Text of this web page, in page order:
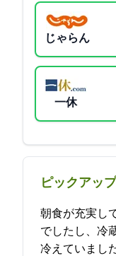
じゃらん
一休
ピックアッ
朝食が充実し
でしたし、冷
冷えていまし